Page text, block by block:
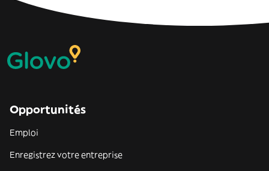
Opportunités
Emploi
Enregistrez votre entreprise